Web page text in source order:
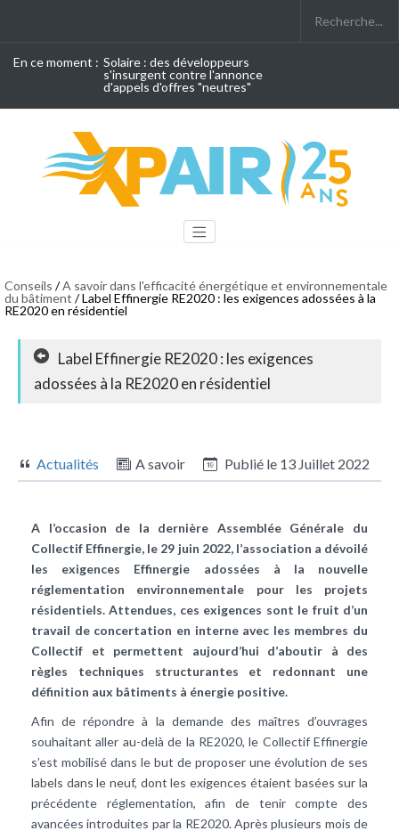
En ce moment : Solaire : des développeurs
s'insurgent contre l'annonce
d'appels d'offres "neutres"
Conseils /A savoir dans l'efficacité énergétique et environnementale
du bâtiment / Label Effinergie RE2020 : les exigences adossées à la
RE2020 en résidentiel
Label Effinergie RE2020 : les exigences
adossées à la RE2020 en résidentiel
Actualités A savoir Publié le 13 Juillet 2022
A l’occasion de la dernière Assemblée Générale du
Collectif Effinergie, le 29 juin 2022, l’association a dévoilé
les exigences Effinergie adossées à la nouvelle
réglementation environnementale pour les projets
résidentiels. Attendues, ces exigences sont le fruit d’un
travail de concertation en interne avec les membres du
Collectif et permettent aujourd’hui d’aboutir à des
règles techniques structurantes et redonnant une
définition aux bâtiments à énergie positive.
Afin de répondre à la demande des maîtres d’ouvrages
souhaitant aller au-delà de la RE2020, le Collectif Effinergie
s’est mobilisé dans le but de proposer une évolution de ses
labels dans le neuf, dont les exigences étaient basées sur la
précédente réglementation, afin de tenir compte des
avancées introduites par la RE2020. Après plusieurs mois de